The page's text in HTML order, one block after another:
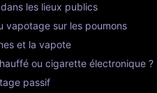
les lieux publics
vapotage sur les poumons
et la vapote
ou cigarette électronique ?
passif